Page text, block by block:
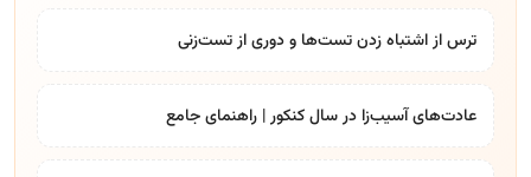
ترس از اشتباه زدن تست‌ها و دوری از تست‌زنی
عادت‌های آسیب‌زا در سال کنکور | راهنمای جامع